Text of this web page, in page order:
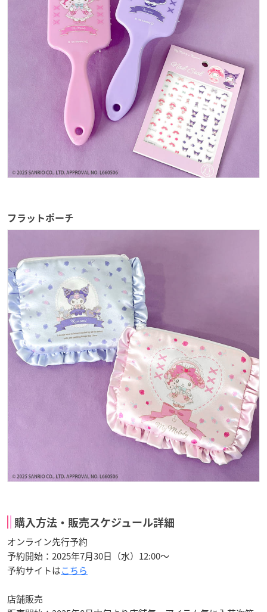
フラットポーチ
購入方法・販売スケジュール詳細
オンライン先行予約
予約開始：2025年7月30日（水）12:00〜
予約サイトはこちら
店舗販売